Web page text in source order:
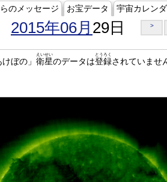
のメッセージ お宝データ 宇宙カレン
2015年06月 29日 >
ぼの」 衛星
えいせい
のデータは登録
とうろく
されていませ